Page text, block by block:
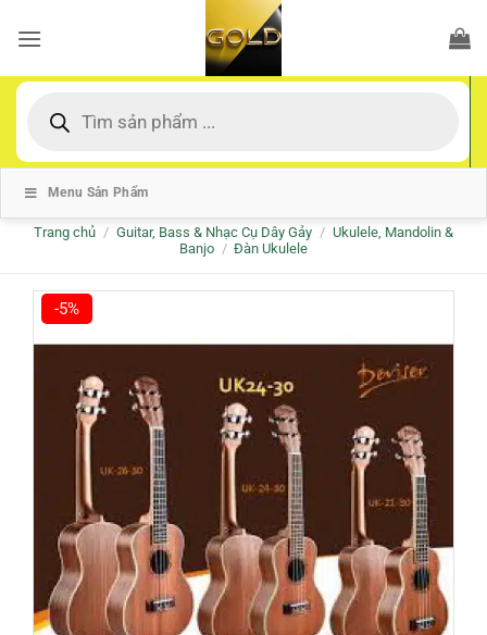
qua
dung
kiếm
Menu Sản Phẩm
Trang chủ / Guitar, Bass & Nhạc Cụ Dây Gảy / Ukulele, Mandolin &
Banjo / Đàn Ukulele
-5%